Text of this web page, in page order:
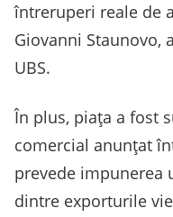
întreruperi reale de
Giovanni Staunovo,
UBS.
În plus, piaţa a fost
comercial anunţat
prevede impunerea
dintre exporturile